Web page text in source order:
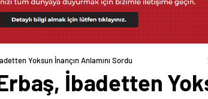
Yoksun İnançın Anlamını Sordu
İbadetten